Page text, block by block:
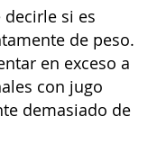
si es
de peso.
en exceso a
con jugo
demasiado de